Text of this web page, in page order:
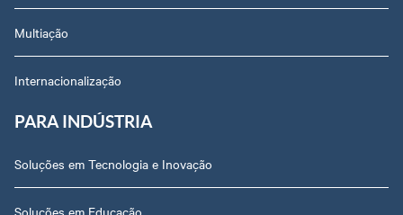
Multiação
Internacionalização
PARA INDÚSTRIA
Soluções em Tecnologia e Inovação
Soluções em Educação